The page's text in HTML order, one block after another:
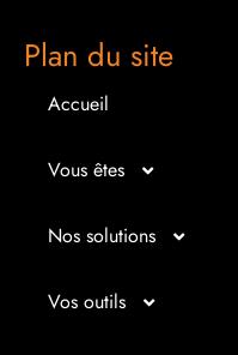
Plan du site
Accueil
Vous êtes
Micro entrepreneur
Créateur d’entreprise
Nos solutions
Entrepreunariat
Vos outils